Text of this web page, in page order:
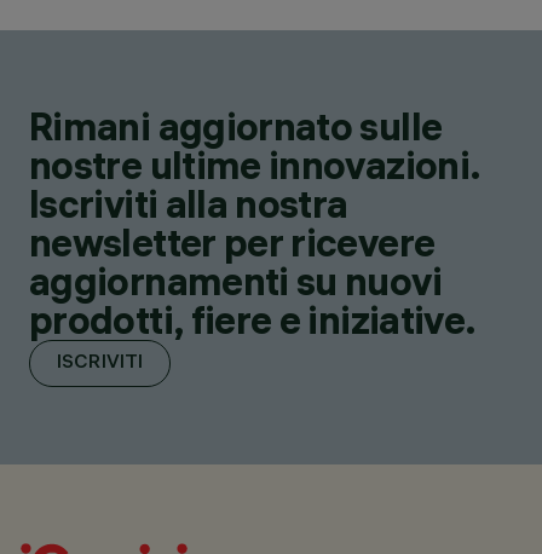
Rimani aggiornato sulle
nostre ultime innovazioni.
Iscriviti alla nostra
newsletter per ricevere
aggiornamenti su nuovi
prodotti, fiere e iniziative.
ISCRIVITI